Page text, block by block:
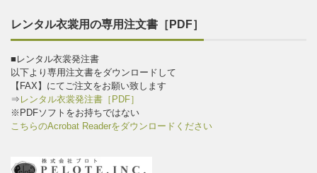
レンタル衣裳用の専用注文書［PDF］
■レンタル衣裳発注書
以下より専用注文書をダウンロードして
【FAX】にてご注文をお願い致します
⇒ レンタル衣裳発注書［PDF］
※PDFソフトをお持ちではない
こちらのAcrobat Readerをダウンロードください